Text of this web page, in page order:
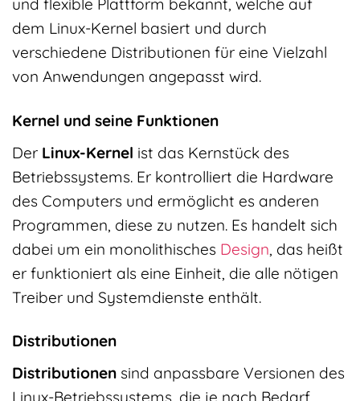
und flexible Plattform bekannt, welche auf
dem Linux-Kernel basiert und durch
verschiedene Distributionen für eine Vielzahl
von Anwendungen angepasst wird.
Kernel und seine Funktionen
Der Linux-Kernel ist das Kernstück des
Betriebssystems. Er kontrolliert die Hardware
des Computers und ermöglicht es anderen
Programmen, diese zu nutzen. Es handelt sich
dabei um ein monolithisches Design, das heißt
er funktioniert als eine Einheit, die alle nötigen
Treiber und Systemdienste enthält.
Distributionen
Distributionen sind anpassbare Versionen des
Linux-Betriebssystems, die je nach Bedarf